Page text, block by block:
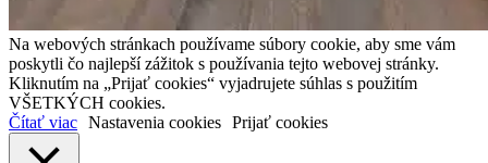
Na webových stránkach používame súbory cookie, aby sme vám
poskytli čo najlepší zážitok s používania tejto webovej stránky.
Kliknutím na „Prijať cookies“ vyjadrujete súhlas s použitím
VŠETKÝCH cookies.
Čítať viac Nastavenia cookies Prijať cookies